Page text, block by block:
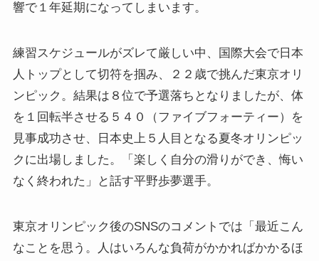
響で１年延期になってしまいます。
練習スケジュールがズレて厳しい中、国際大会で日本
人トップとして切符を掴み、２２歳で挑んだ東京オリ
ンピック。結果は８位で予選落ちとなりましたが、体
を１回転半させる５４０（ファイブフォーティー）を
見事成功させ、日本史上５人目となる夏冬オリンピッ
クに出場しました。「楽しく自分の滑りができ、悔い
なく終われた」と話す平野歩夢選手。
東京オリンピック後のSNSのコメントでは「最近こん
なことを思う。人はいろんな負荷がかかればかかるほ